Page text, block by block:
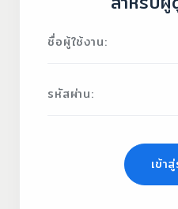
ชื่อผู้ใช้งาน:
รหัสผ่าน:
เข้า